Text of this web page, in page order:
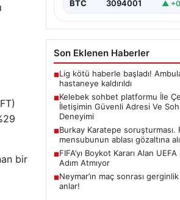
bir
BTC 3094001 ▲
Son Eklenen Haberler
■Lig kötü haberle başladı!
hastaneye kaldırıldı
■Kelebek sohbet platformu İle
İletişimin Güvenli Adresi Ve
Deneyimi
■Burkay Karatepe soruşturması.
mensubunun ablası gözaltına
■FIFA’yı Boykot Kararı Alan
Adım Atmıyor
■Neymar’ın maç sonrası gerginlik
anlar!